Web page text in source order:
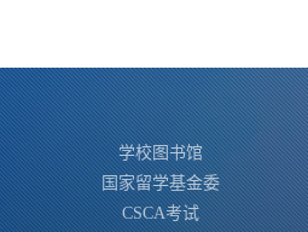
学校图书馆
国家留学基金委
CSCA考试